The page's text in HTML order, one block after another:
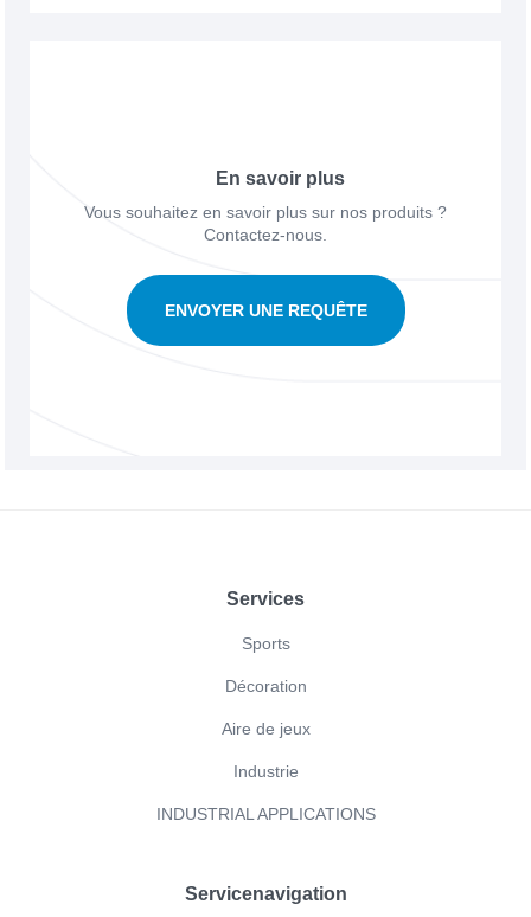
En savoir plus
Vous souhaitez en savoir plus sur nos produits ?
Contactez-nous.
ENVOYER UNE REQUÊTE
Services
Sports
Décoration
Aire de jeux
Industrie
INDUSTRIAL APPLICATIONS
Servicenavigation